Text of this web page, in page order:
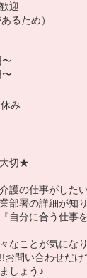
迎
るため）
み
切★
護の仕事がした
部署の詳細が知
自分に合う仕事
なことが気にな
お問い合わせだ
しょう♪